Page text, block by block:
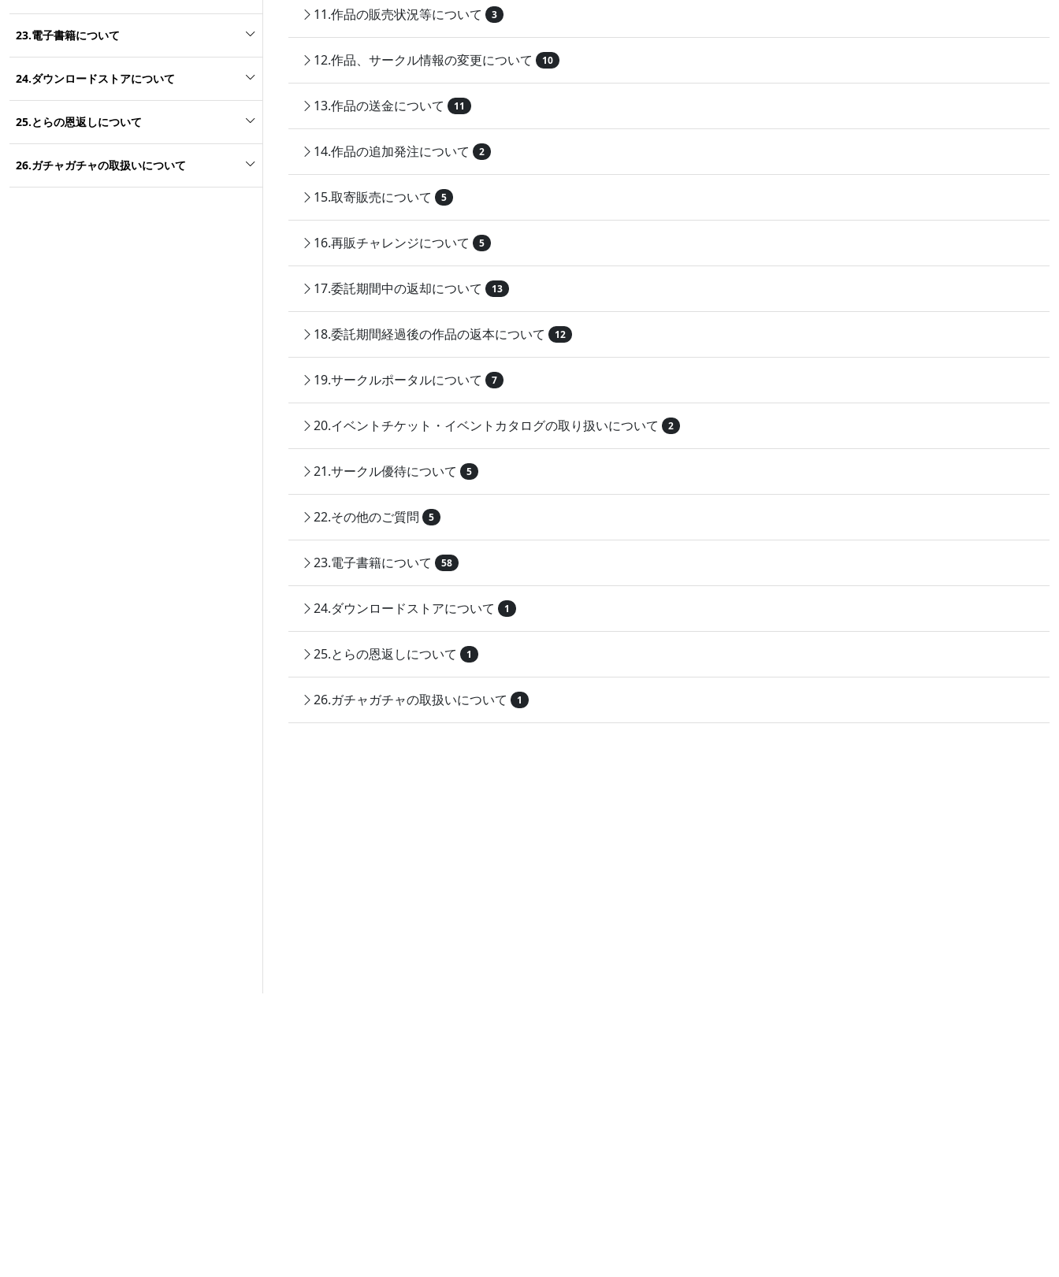
23.電子書籍について
24.ダウンロードストアについて
25.とらの恩返しについて
26.ガチャガチャの取扱いについて
11.作品の販売状況等について 3
12.作品、サークル情報の変更について 10
13.作品の送金について 11
14.作品の追加発注について 2
15.取寄販売について 5
16.再販チャレンジについて 5
17.委託期間中の返却について 13
18.委託期間経過後の作品の返本について 12
19.サークルポータルについて 7
20.イベントチケット・イベントカタログの取り扱いについて 2
21.サークル優待について 5
22.その他のご質問 5
23.電子書籍について 58
24.ダウンロードストアについて 1
25.とらの恩返しについて 1
26.ガチャガチャの取扱いについて 1